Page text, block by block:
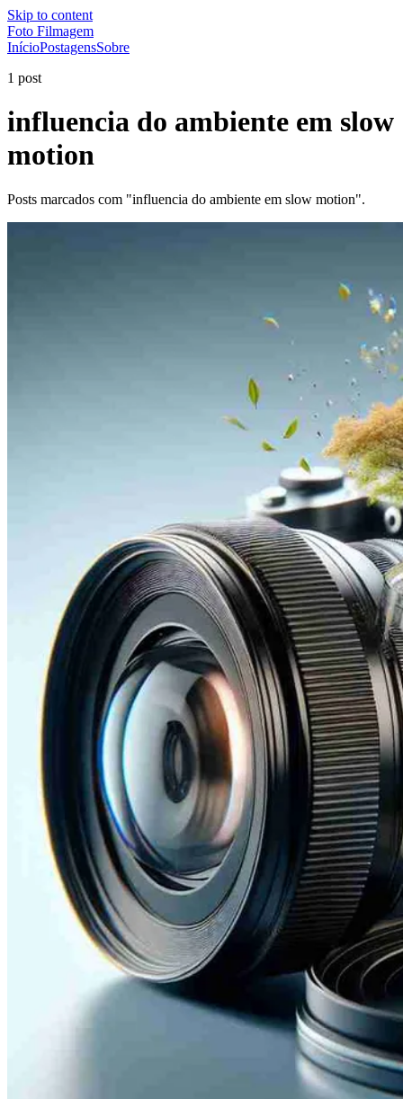
Skip to content
Foto Filmagem
InícioPostagensSobre
1 post
influencia do ambiente em slow
motion
Posts marcados com "influencia do ambiente em slow motion".